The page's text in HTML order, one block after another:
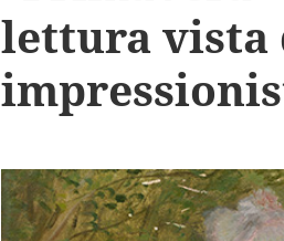
lettura vista